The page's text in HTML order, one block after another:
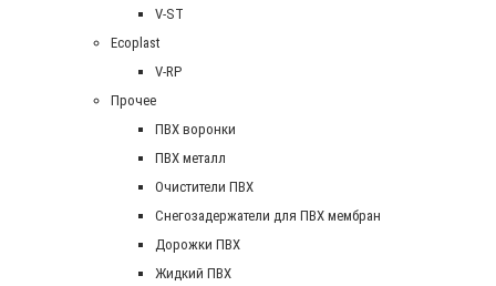
V-ST
Ecoplast
V-RP
Прочее
ПВХ воронки
ПВХ металл
Очистители ПВХ
Снегозадержатели для ПВХ мембран
Дорожки ПВХ
Жидкий ПВХ